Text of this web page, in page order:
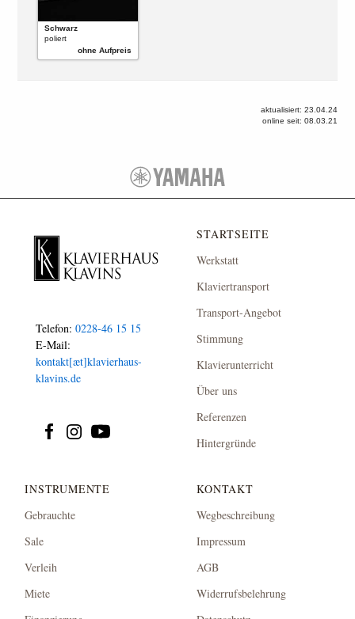
Schwarz
poliert
ohne Aufpreis
aktualisiert: 23.04.24
online seit: 08.03.21
Telefon:0228-46 15 15
E-Mail:
kontakt[æt]klavierhaus-
klavins.de
STARTSEITE
Werkstatt
Klaviertransport
Transport-Angebot
Stimmung
Klavierunterricht
Über uns
Referenzen
Hintergründe
INSTRUMENTE
Gebrauchte
Sale
Verleih
Miete
KONTAKT
Wegbeschreibung
Impressum
AGB
Widerrufsbelehrung